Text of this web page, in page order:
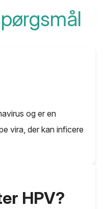
og er en
vira, der kan inficere
HPV?